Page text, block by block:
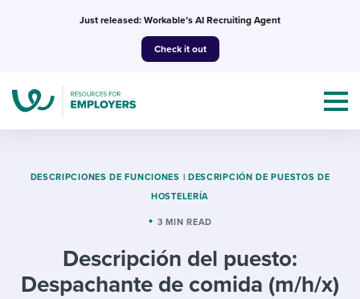
Just released: Workable’s AI Recruiting Agent
Check it out
Topics
Templates & Guides
I’m a jobseeker
DESCRIPCIONES DE FUNCIONES | DESCRIPCIÓN DE PUESTOS DE
HOSTELERÍA
3 MIN READ
Descripción del puesto:
Despachante de comida (m/h/x)